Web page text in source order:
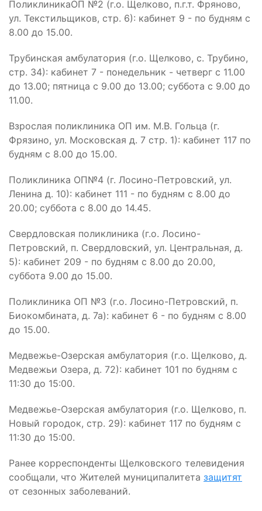
ПоликлиникаОП №2 (г.о. Щелково, п.г.т. Фряново,
ул. Текстильщиков, стр. 6): кабинет 9 - по будням с
8.00 до 15.00.
Трубинская амбулатория (г.о. Щелково, с. Трубино,
стр. 34): кабинет 7 - понедельник - четверг с 11.00
до 13.00; пятница с 9.00 до 13.00; суббота с 9.00 до
11.00.
Взрослая поликлиника ОП им. М.В. Гольца (г.
Фрязино, ул. Московская д. 7 стр. 1): кабинет 117 по
будням с 8.00 до 15.00.
Поликлиника ОП№4 (г. Лосино-Петровский, ул.
Ленина д. 10): кабинет 111 - по будням с 8.00 до
20.00; суббота с 8.00 до 14.45.
Свердловская поликлиника (г.о. Лосино-
Петровский, п. Свердловский, ул. Центральная, д.
5): кабинет 209 - по будням с 8.00 до 20.00,
суббота 9.00 до 15.00.
Поликлиника ОП №3 (г.о. Лосино-Петровский, п.
Биокомбината, д. 7а): кабинет 6 - по будням с 8.00
до 15.00.
Медвежье-Озерская амбулатория (г.о. Щелково, д.
Медвежьи Озера, д. 72): кабинет 101 по будням с
11:30 до 15:00.
Медвежье-Озерская амбулатория (г.о. Щелково, п.
Новый городок, стр. 29): кабинет 117 по будням с
11:30 до 15:00.
Ранее корреспонденты Щелковского телевидения
сообщали, что Жителей муниципалитета защитят
от сезонных заболеваний.